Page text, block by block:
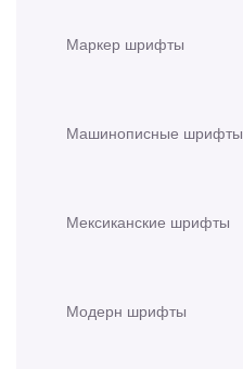
Маркер шрифты
Машинописные шрифты
Мексиканские шрифты
Модерн шрифты